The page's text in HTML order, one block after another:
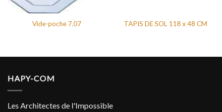
Vide-poche 7.07 TAPIS DE SOL 118 x 48 CM
HAPY-COM
Les Architectes de l'Impossible